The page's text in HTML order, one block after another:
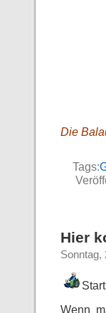
Die
Tags:
Hier
Sonntag,
Wenn